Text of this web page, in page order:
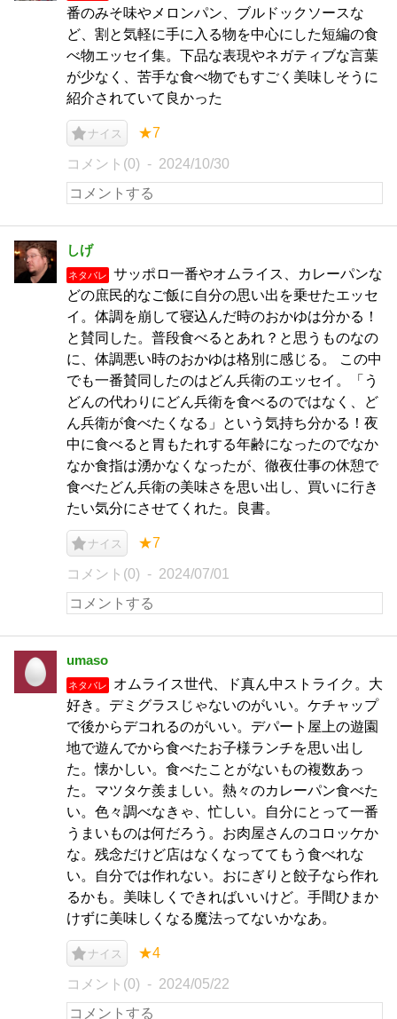
番のみそ味やメロンパン、ブルドックソースな
ど、割と気軽に手に入る物を中心にした短編の食
べ物エッセイ集。下品な表現やネガティブな言葉
が少なく、苦手な食べ物でもすごく美味しそうに
紹介されていて良かった
ナイス ★7
コメント(0) 2024/10/30
しげ
ネタバレ
サッポロ一番やオムライス、カレーパンな
どの庶民的なご飯に自分の思い出を乗せたエッセ
イ。体調を崩して寝込んだ時のおかゆは分かる！
と賛同した。普段食べるとあれ？と思うものなの
に、体調悪い時のおかゆは格別に感じる。 この中
でも一番賛同したのはどん兵衛のエッセイ。「う
どんの代わりにどん兵衛を食べるのではなく、ど
ん兵衛が食べたくなる」という気持ち分かる！夜
中に食べると胃もたれする年齢になったのでなか
なか食指は湧かなくなったが、徹夜仕事の休憩で
食べたどん兵衛の美味さを思い出し、買いに行き
たい気分にさせてくれた。良書。
ナイス ★7
コメント(0) 2024/07/01
umaso
ネタバレ
オムライス世代、ド真ん中ストライク。大
好き。デミグラスじゃないのがいい。ケチャップ
で後からデコれるのがいい。デパート屋上の遊園
地で遊んでから食べたお子様ランチを思い出し
た。懐かしい。食べたことがないもの複数あっ
た。マツタケ羨ましい。熱々のカレーパン食べた
い。色々調べなきゃ、忙しい。自分にとって一番
うまいものは何だろう。お肉屋さんのコロッケか
な。残念だけど店はなくなっててもう食べれな
い。自分では作れない。おにぎりと餃子なら作れ
るかも。美味しくできればいいけど。手間ひまか
けずに美味しくなる魔法ってないかなあ。
ナイス ★4
コメント(0) 2024/05/22